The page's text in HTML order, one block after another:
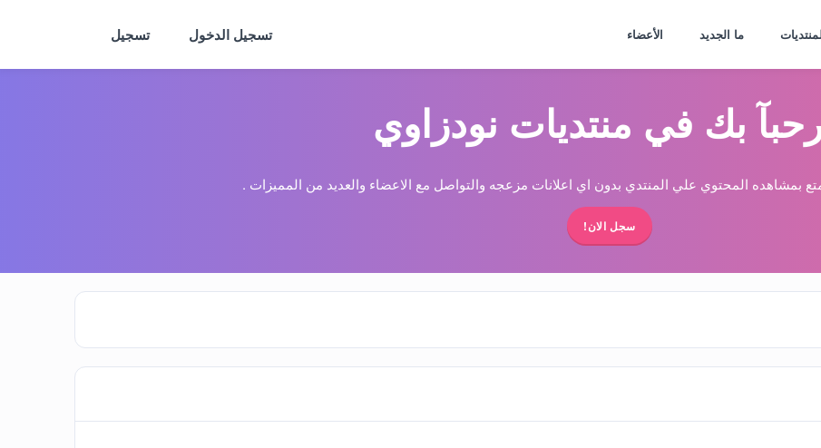
ما الجديد الأعضاء تسجيل الدخول تسجيل
بك في منتديات نودزاوي
بمشاهده المحتوي علي المنتدي بدون اي اعلانات مزعجه والتواصل مع الاعضاء والعديد من المميزات .
سجل الان!